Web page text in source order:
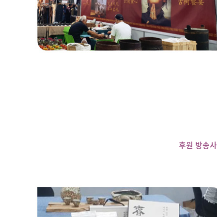
후원 방송